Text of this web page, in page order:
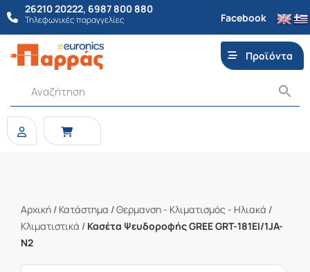
26210 20222, 6987 800 880
Τηλεφωνικές παραγγελίες Facebook
Προϊόντα
Αρχική / Κατάστημα /Θερμανση - Κλιματισμός - Ηλιακά /
Κλιματιστικά / Κασέτα Ψευδοροφής GREE GRT-181EI/1JA-
N2